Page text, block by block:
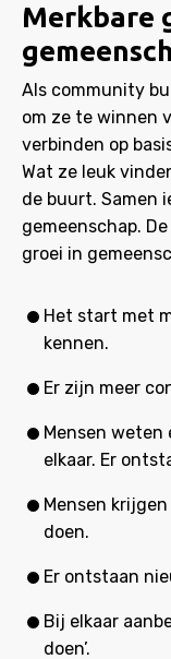
Merkbare
Als community
om ze te winnen
verbinden op
Wat ze leuk
de buurt. Samen
gemeenschap.
groei in
Het start met
kennen.
Er zijn meer
Mensen weten
elkaar. Er
Mensen
doen.
Er ontstaan
Bij elkaar
doen’.